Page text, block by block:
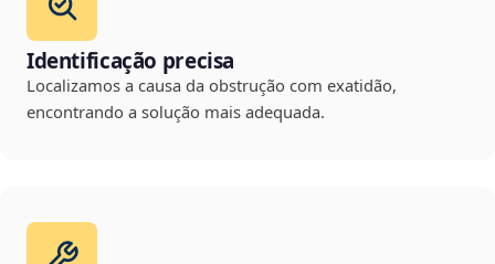
Identificação precisa
Localizamos a causa da obstrução com exatidão,
encontrando a solução mais adequada.